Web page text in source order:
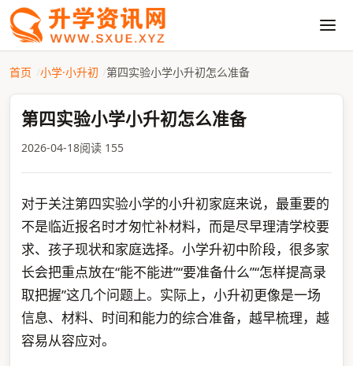
首页 小学·小升初 第四实验小学小升初怎么准备
第四实验小学小升初怎么准备
2026-04-18阅读 155
对于关注第四实验小学的小升初家庭来说，最重要的
不是临近报名时才匆忙补材料，而是尽早理清学校要
求、孩子现状和家庭选择。小学升初中阶段，很多家
长会把重点放在“能不能进”“要准备什么”“怎样提高录
取把握”这几个问题上。实际上，小升初更像是一场
信息、材料、时间和能力的综合准备，越早梳理，越
容易从容应对。